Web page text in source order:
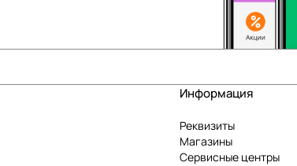
Информация
Реквизиты
Магазины
Сервисные центры